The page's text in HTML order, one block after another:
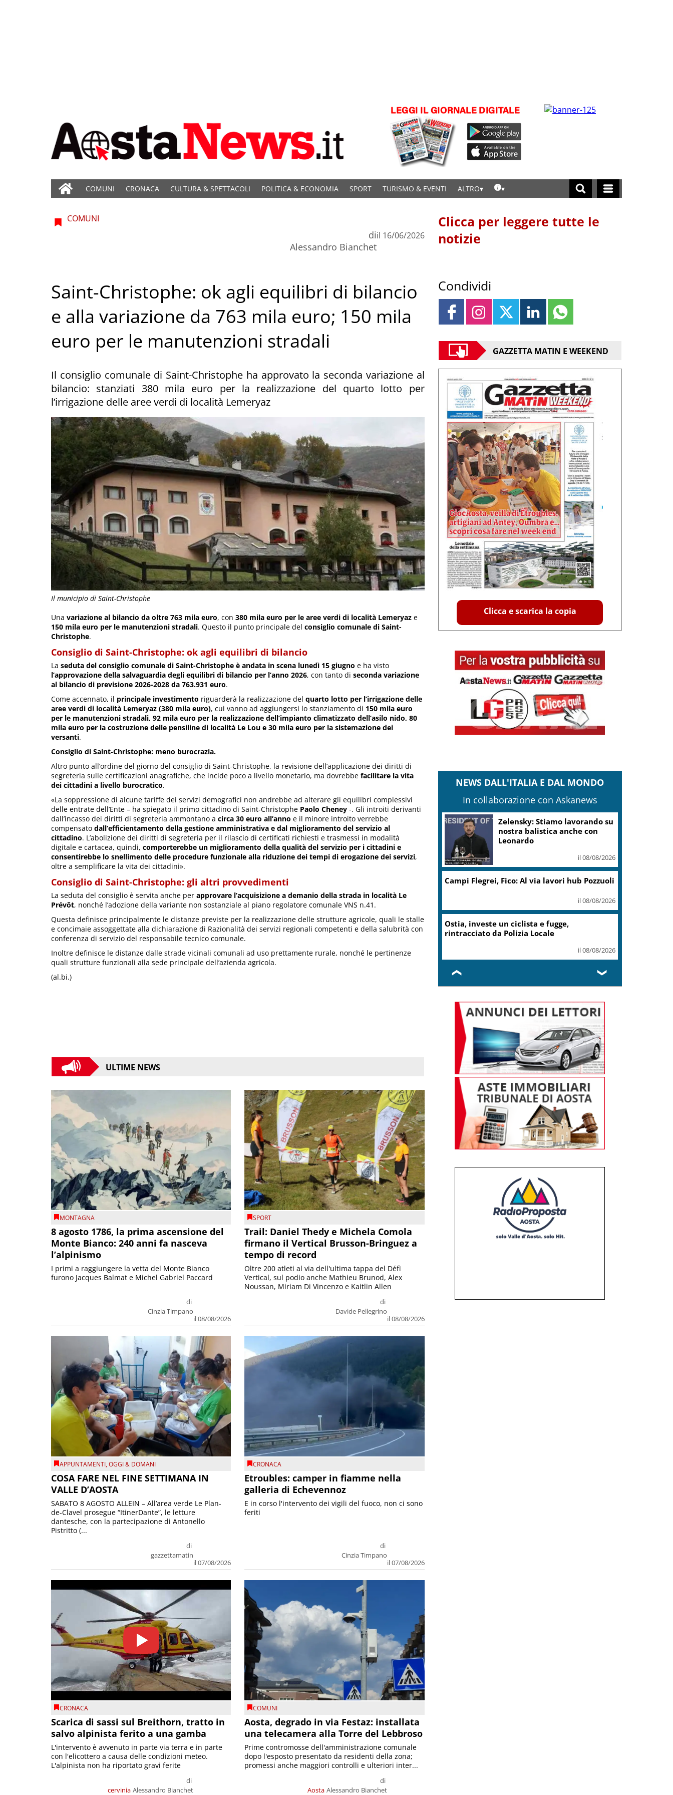
COMUNI CRONACA CULTURA & SPETTACOLI POLITICA & ECONOMIA SPORT TURISMO & EVENTI ALTRO
Il municipio di Saint-Christophe
COMUNI
di
Alessandro Bianchet
il 16/06/2026
Saint-Christophe: ok agli equilibri di bilancio
e alla variazione da 763 mila euro; 150 mila
euro per le manutenzioni stradali
Il consiglio comunale di Saint-Christophe ha approvato la seconda variazione al
bilancio: stanziati 380 mila euro per la realizzazione del quarto lotto per
l’irrigazione delle aree verdi di località Lemeryaz
Una variazione al bilancio da oltre 763 mila euro, con 380 mila euro per le aree verdi di località Lemeryaz e
150 mila euro per le manutenzioni stradali. Questo il punto principale del consiglio comunale di Saint-
Christophe.
Consiglio di Saint-Christophe: ok agli equilibri di bilancio
La seduta del consiglio comunale di Saint-Christophe è andata in scena lunedì 15 giugno e ha visto
l’approvazione della salvaguardia degli equilibri di bilancio per l’anno 2026, con tanto di seconda variazione
al bilancio di previsione 2026-2028 da 763.931 euro.
Come accennato, il principale investimento riguarderà la realizzazione del quarto lotto per l’irrigazione delle
aree verdi di località Lemeryaz (380 mila euro), cui vanno ad aggiungersi lo stanziamento di 150 mila euro
per le manutenzioni stradali, 92 mila euro per la realizzazione dell’impianto climatizzato dell’asilo nido, 80
mila euro per la costruzione delle pensiline di località Le Lou e 30 mila euro per la sistemazione dei
versanti.
Consiglio di Saint-Christophe: meno burocrazia.
Altro punto all’ordine del giorno del consiglio di Saint-Christophe, la revisione dell’applicazione dei diritti di
segreteria sulle certificazioni anagrafiche, che incide poco a livello monetario, ma dovrebbe facilitare la vita
dei cittadini a livello burocratico.
«La soppressione di alcune tariffe dei servizi demografici non andrebbe ad alterare gli equilibri complessivi
delle entrate dell’Ente – ha spiegato il primo cittadino di Saint-Christophe Paolo Cheney -. Gli introiti derivanti
dall’incasso dei diritti di segreteria ammontano a circa 30 euro all’anno e il minore introito verrebbe
compensato dall’efficientamento della gestione amministrativa e dal miglioramento del servizio al
cittadino. L’abolizione dei diritti di segreteria per il rilascio di certificati richiesti e trasmessi in modalità
digitale e cartacea, quindi, comporterebbe un miglioramento della qualità del servizio per i cittadini e
consentirebbe lo snellimento delle procedure funzionale alla riduzione dei tempi di erogazione dei servizi,
oltre a semplificare la vita dei cittadini».
Consiglio di Saint-Christophe: gli altri provvedimenti
La seduta del consiglio è servita anche per approvare l’acquisizione a demanio della strada in località Le
Prévôt, nonché l’adozione della variante non sostanziale al piano regolatore comunale VNS n.41.
Questa definisce principalmente le distanze previste per la realizzazione delle strutture agricole, quali le stalle
e concimaie assoggettate alla dichiarazione di Razionalità dei servizi regionali competenti e della salubrità con
conferenza di servizio del responsabile tecnico comunale.
Inoltre definisce le distanze dalle strade vicinali comunali ad uso prettamente rurale, nonché le pertinenze
quali strutture funzionali alla sede principale dell’azienda agricola.
(al.bi.)
ULTIME NEWS
MONTAGNA
8 agosto 1786, la prima ascensione del
Monte Bianco: 240 anni fa nasceva
l’alpinismo
di
Cinzia Timpano
il 08/08/2026
I primi a raggiungere la vetta del Monte Bianco
furono Jacques Balmat e Michel Gabriel Paccard
SPORT
Trail: Daniel Thedy e Michela Comola
firmano il Vertical Brusson-Bringuez a
tempo di record
di
Davide Pellegrino
il 08/08/2026
Oltre 200 atleti al via dell'ultima tappa del Défì
Vertical, sul podio anche Mathieu Brunod, Alex
Noussan, Miriam Di Vincenzo e Kaitlin Allen
APPUNTAMENTI,OGGI & DOMANI
COSA FARE NEL FINE SETTIMANA IN
VALLE D’AOSTA
di
gazzettamatin
il 07/08/2026
SABATO 8 AGOSTO ALLEIN – All’area verde Le Plan-
de-Clavel prosegue “ItinerDante”, le letture
dantesche, con la partecipazione di Antonello
Pistritto (...
CRONACA
Etroubles: camper in fiamme nella
galleria di Echevennoz
di
Cinzia Timpano
il 07/08/2026
E in corso l'intervento dei vigili del fuoco, non ci sono
feriti
CRONACA
Scarica di sassi sul Breithorn, tratto in
salvo alpinista ferito a una gamba
cervinia
di
Alessandro Bianchet
L'intervento è avvenuto in parte via terra e in parte
con l'elicottero a causa delle condizioni meteo.
L'alpinista non ha riportato gravi ferite
COMUNI
Aosta, degrado in via Festaz: installata
una telecamera alla Torre del Lebbroso
Aosta
di
Alessandro Bianchet
Prime contromosse dell'amministrazione comunale
dopo l'esposto presentato da residenti della zona;
promessi anche maggiori controlli e ulteriori inter...
Clicca per leggere tutte le
notizie
Condividi
GAZZETTA MATIN E WEEKEND
Clicca e scarica la copia
NEWS DALL'ITALIA E DAL MONDO
In collaborazione con Askanews
Zelensky: Stiamo lavorando su
nostra balistica anche con
Leonardo
il 08/08/2026
Campi Flegrei, Fico: Al via lavori hub Pozzuoli
il 08/08/2026
Ostia, investe un ciclista e fugge,
rintracciato da Polizia Locale
il 08/08/2026
❮ ❯